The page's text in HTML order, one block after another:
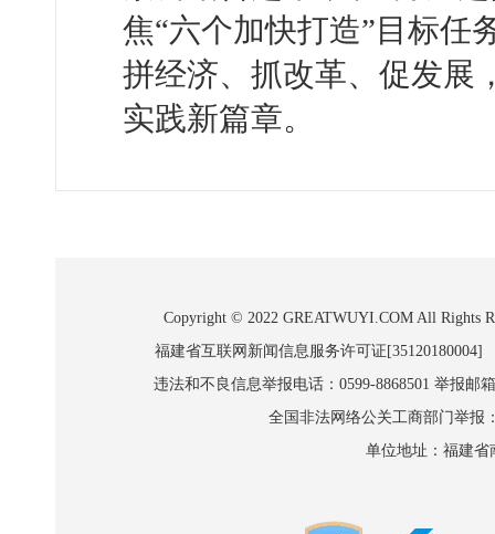
焦“六个加快打造”目标任
拼经济、抓改革、促发展
实践新篇章。
Copyright © 2022 GREATWUYI.COM All Rights
福建省互联网新闻信息服务许可证
违法和不良信息举报电话：0599-8868501 举报邮
全国非法网络公关工商部门举报
单位地址：福建省